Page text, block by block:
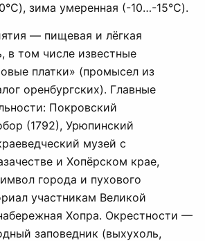
зима умеренная (-10…-15°C).
— пищевая и лёгкая
в том числе известные
платки» (промысел из
оренбургских). Главные
Покровский
(1792), Урюпинский
музей с
и Хопёрском крае,
города и пухового
участникам Великой
Хопра. Окрестности —
заповедник (выхухоль,